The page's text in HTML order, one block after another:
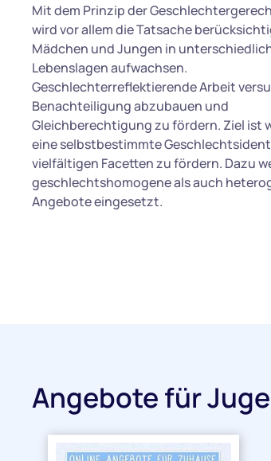
Mit dem Prinzip der
wird vor allem die Tatsache
Mädchen und Jungen in
Lebenslagen aufwachsen.
Geschlechterreflektierende Arbeit
Benachteiligung abzubauen und
Gleichberechtigung zu fördern. Ziel ist
eine selbstbestimmte
vielfältigen Facetten zu fördern. Dazu
geschlechtshomogene als auch
Angebote eingesetzt.
Angebote für